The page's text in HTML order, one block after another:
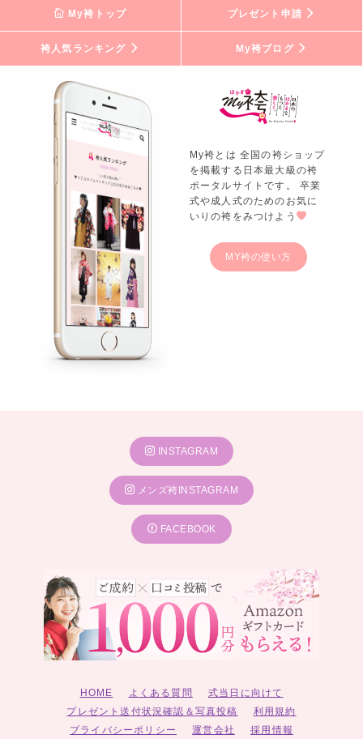
My袴トップ プレゼント申請
袴人気ランキング My袴ブログ
My袴とは 全国の袴ショップ
を掲載する日本最大級の袴
ポータルサイトです。 卒業
式や成人式のためのお気に
いりの袴をみつけよう
MY袴の使い方
INSTAGRAM
メンズ袴INSTAGRAM
FACEBOOK
HOME よくある質問
式当日に向けて
プレゼント送付状況確認＆写真投稿
利用規約
プライバシーポリシー
運営会社 採用情報